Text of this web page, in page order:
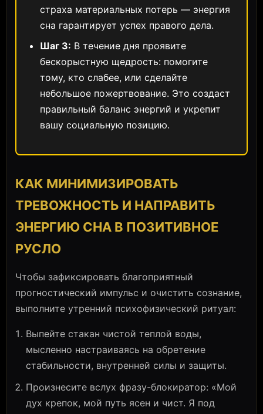
страха материальных потерь — энергия
сна гарантирует успех правого дела.
Шаг 3: В течение дня проявите
бескорыстную щедрость: помогите
тому, кто слабее, или сделайте
небольшое пожертвование. Это создаст
правильный баланс энергий и укрепит
вашу социальную позицию.
КАК МИНИМИЗИРОВАТЬ
ТРЕВОЖНОСТЬ И НАПРАВИТЬ
ЭНЕРГИЮ СНА В ПОЗИТИВНОЕ
РУСЛО
Чтобы зафиксировать благоприятный
прогностический импульс и очистить сознание,
выполните утренний психофизический ритуал:
Выпейте стакан чистой теплой воды,
мысленно настраиваясь на обретение
стабильности, внутренней силы и защиты.
Произнесите вслух фразу-блокиратор: «Мой
дух крепок, мой путь ясен и чист. Я под